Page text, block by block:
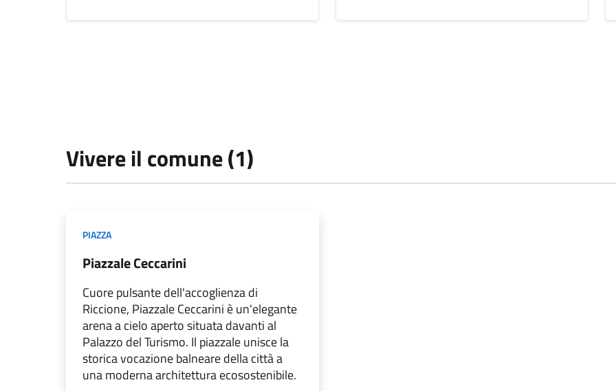
Vivere il comune (1)
PIAZZA
Piazzale Ceccarini
Cuore pulsante dell'accoglienza di
Riccione, Piazzale Ceccarini è un'elegante
arena a cielo aperto situata davanti al
Palazzo del Turismo. Il piazzale unisce la
storica vocazione balneare della città a
una moderna architettura ecosostenibile.